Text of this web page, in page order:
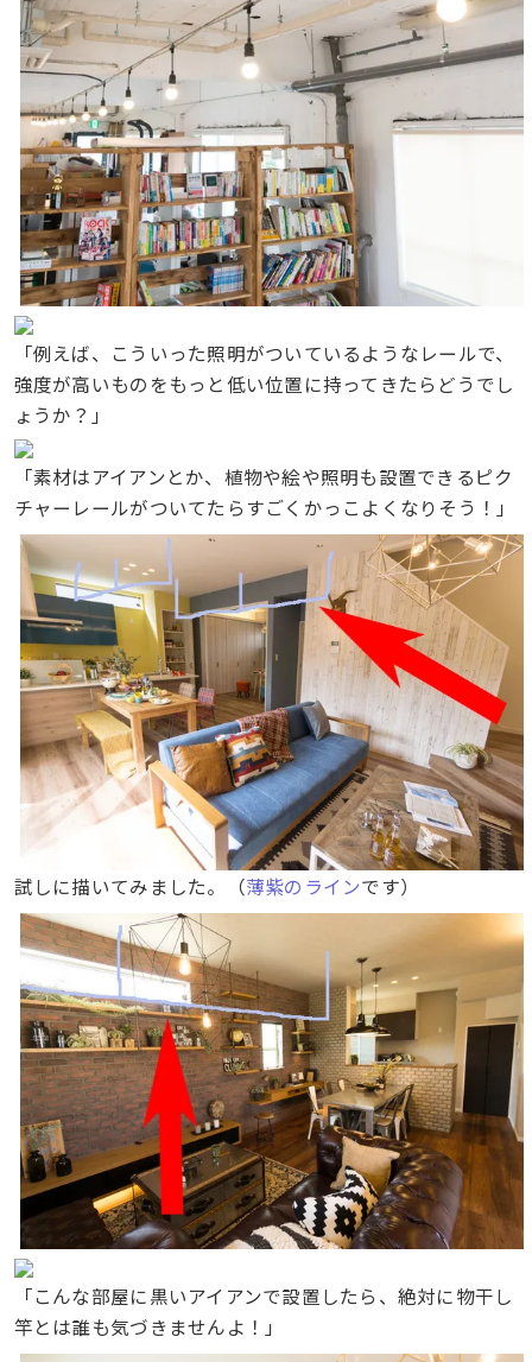
「例えば、こういった照明がついているようなレールで、
強度が高いものをもっと低い位置に持ってきたらどうでし
ょうか？」
「素材はアイアンとか、植物や絵や照明も設置できるピク
チャーレールがついてたらすごくかっこよくなりそう！」
試しに描いてみました。（薄紫のラインです）
「こんな部屋に黒いアイアンで設置したら、絶対に物干し
竿とは誰も気づきませんよ！」